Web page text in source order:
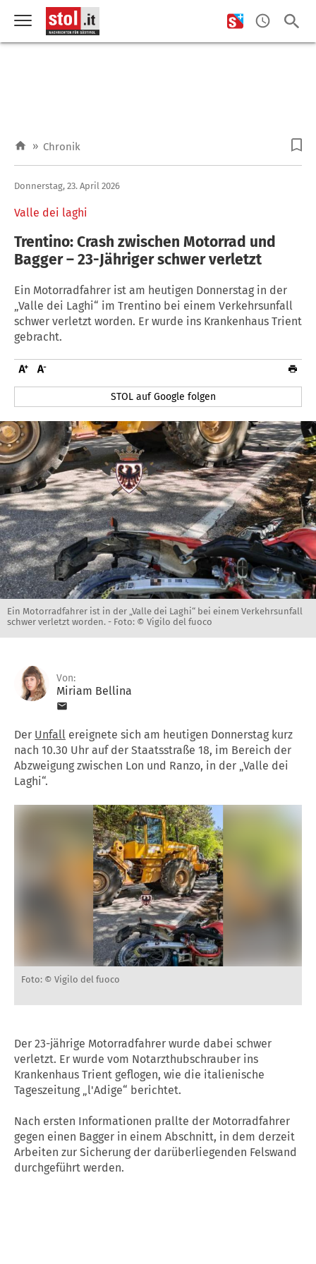
» Chronik
Valle dei laghi
Donnerstag, 23. April 2026
Trentino: Crash zwischen Motorrad und
Bagger – 23-Jähriger schwer verletzt
Ein Motorradfahrer ist am heutigen Donnerstag in der
„Valle dei Laghi“ im Trentino bei einem Verkehrsunfall
schwer verletzt worden. Er wurde ins Krankenhaus Trient
gebracht.
STOL auf Google folgen
Ein Motorradfahrer ist in der „Valle dei Laghi“ bei einem Verkehrsunfall
schwer verletzt worden. - Foto: © Vigilo del fuoco
Von:
Miriam Bellina
Der Unfall ereignete sich am heutigen Donnerstag kurz
nach 10.30 Uhr auf der Staatsstraße 18, im Bereich der
Abzweigung zwischen Lon und Ranzo, in der „Valle dei
Laghi“.
Foto: © Vigilo del fuoco
Der 23-jährige Motorradfahrer wurde dabei schwer
verletzt. Er wurde vom Notarzthubschrauber ins
Krankenhaus Trient geflogen, wie die italienische
Tageszeitung „l'Adige“ berichtet.
Nach ersten Informationen prallte der Motorradfahrer
gegen einen Bagger in einem Abschnitt, in dem derzeit
Arbeiten zur Sicherung der darüberliegenden Felswand
durchgeführt werden.